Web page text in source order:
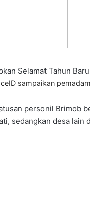
Selamat Tahun
sampaikan
personil Brimob
sedangkan desa lain